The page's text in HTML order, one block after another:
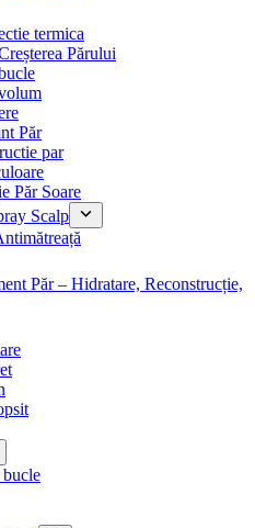
termica
Părului
Păr
par
Păr Soare
Scalp
Păr – Hidratare, Reconstrucție,
bucle